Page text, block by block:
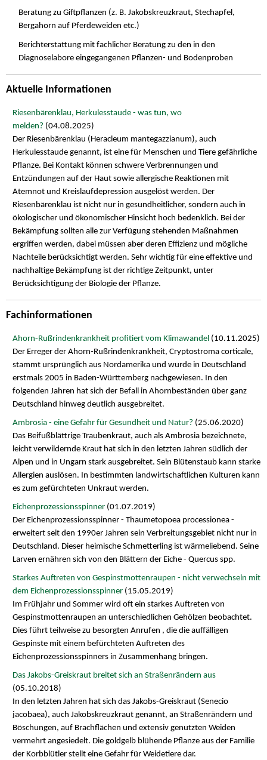
Beratung zu Giftpflanzen (z. B. Jakobskreuzkraut, Stechapfel,
Bergahorn auf Pferdeweiden etc.)
Berichterstattung mit fachlicher Beratung zu den in den
Diagnoselabore eingegangenen Pflanzen- und Bodenproben
Aktuelle Informationen
Riesenbärenklau, Herkulesstaude - was tun, wo
melden? (04.08.2025)
Der Riesenbärenklau (Heracleum mantegazzianum), auch
Herkulesstaude genannt, ist eine für Menschen und Tiere gefährliche
Pflanze. Bei Kontakt können schwere Verbrennungen und
Entzündungen auf der Haut sowie allergische Reaktionen mit
Atemnot und Kreislaufdepression ausgelöst werden. Der
Riesenbärenklau ist nicht nur in gesundheitlicher, sondern auch in
ökologischer und ökonomischer Hinsicht hoch bedenklich. Bei der
Bekämpfung sollten alle zur Verfügung stehenden Maßnahmen
ergriffen werden, dabei müssen aber deren Effizienz und mögliche
Nachteile berücksichtigt werden. Sehr wichtig für eine effektive und
nachhaltige Bekämpfung ist der richtige Zeitpunkt, unter
Berücksichtigung der Biologie der Pflanze.
Fachinformationen
Ahorn-Rußrindenkrankheit profitiert vom Klimawandel (10.11.2025)
Der Erreger der Ahorn-Rußrindenkrankheit, Cryptostroma corticale,
stammt ursprünglich aus Nordamerika und wurde in Deutschland
erstmals 2005 in Baden-Württemberg nachgewiesen. In den
folgenden Jahren hat sich der Befall in Ahornbeständen über ganz
Deutschland hinweg deutlich ausgebreitet.
Ambrosia - eine Gefahr für Gesundheit und Natur? (25.06.2020)
Das Beifußblättrige Traubenkraut, auch als Ambrosia bezeichnete,
leicht verwildernde Kraut hat sich in den letzten Jahren südlich der
Alpen und in Ungarn stark ausgebreitet. Sein Blütenstaub kann starke
Allergien auslösen. In bestimmten landwirtschaftlichen Kulturen kann
es zum gefürchteten Unkraut werden.
Eichenprozessionsspinner(01.07.2019)
Der Eichenprozessionsspinner - Thaumetopoea processionea -
erweitert seit den 1990er Jahren sein Verbreitungsgebiet nicht nur in
Deutschland. Dieser heimische Schmetterling ist wärmeliebend. Seine
Larven ernähren sich von den Blättern der Eiche - Quercus spp.
Starkes Auftreten von Gespinstmottenraupen - nicht verwechseln mit
dem Eichenprozessionsspinner(15.05.2019)
Im Frühjahr und Sommer wird oft ein starkes Auftreten von
Gespinstmottenraupen an unterschiedlichen Gehölzen beobachtet.
Dies führt teilweise zu besorgten Anrufen , die die auffälligen
Gespinste mit einem befürchteten Auftreten des
Eichenprozessionsspinners in Zusammenhang bringen.
Das Jakobs-Greiskraut breitet sich an Straßenrändern aus
(05.10.2018)
In den letzten Jahren hat sich das Jakobs-Greiskraut (Senecio
jacobaea), auch Jakobskreuzkraut genannt, an Straßenrändern und
Böschungen, auf Brachflächen und extensiv genutzten Weiden
vermehrt angesiedelt. Die goldgelb blühende Pflanze aus der Familie
der Korbblütler stellt eine Gefahr für Weidetiere dar.